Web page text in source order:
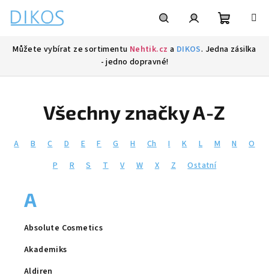
obsah
Můžete vybírat ze sortimentu Nehtik.cz a DIKOS. Jedna zásilka
- jedno dopravné!
Všechny značky A-Z
A B C D E F G H Ch I K L M N
O
P
R S T V W X Z Ostatní
A
Absolute Cosmetics
Akademiks
Aldiren